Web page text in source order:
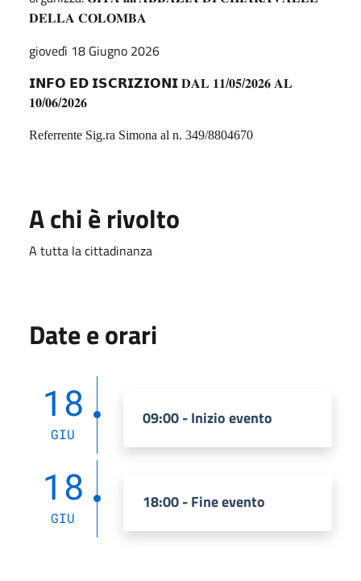
𝐃𝐄𝐋𝐋𝐀 𝐂𝐎𝐋𝐎𝐌𝐁𝐀
giovedì 18 Giugno 2026
𝗜𝗡𝗙𝗢 𝗘𝗗 𝗜𝗦𝗖𝗥𝗜𝗭𝗜𝗢𝗡𝗜 𝐃𝐀𝐋 𝟏𝟏/𝟎𝟓/𝟐𝟎𝟐𝟔 𝐀𝐋
𝟏𝟎/𝟎𝟔/𝟐𝟎𝟐𝟔
Referrente Sig.ra Simona al n. 349/8804670
A chi è rivolto
A tutta la cittadinanza
Date e orari
18
GIU
09:00 - Inizio evento
18
GIU
18:00 - Fine evento